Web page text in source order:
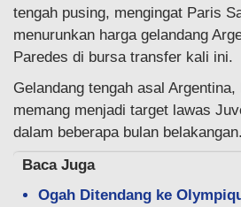
tengah pusing, mengingat Paris
menurunkan harga gelandang
Paredes di bursa transfer kali ini.
Gelandang tengah asal
memang menjadi target lawas
dalam beberapa bulan belakangan.
Baca Juga
Ogah Ditendang ke